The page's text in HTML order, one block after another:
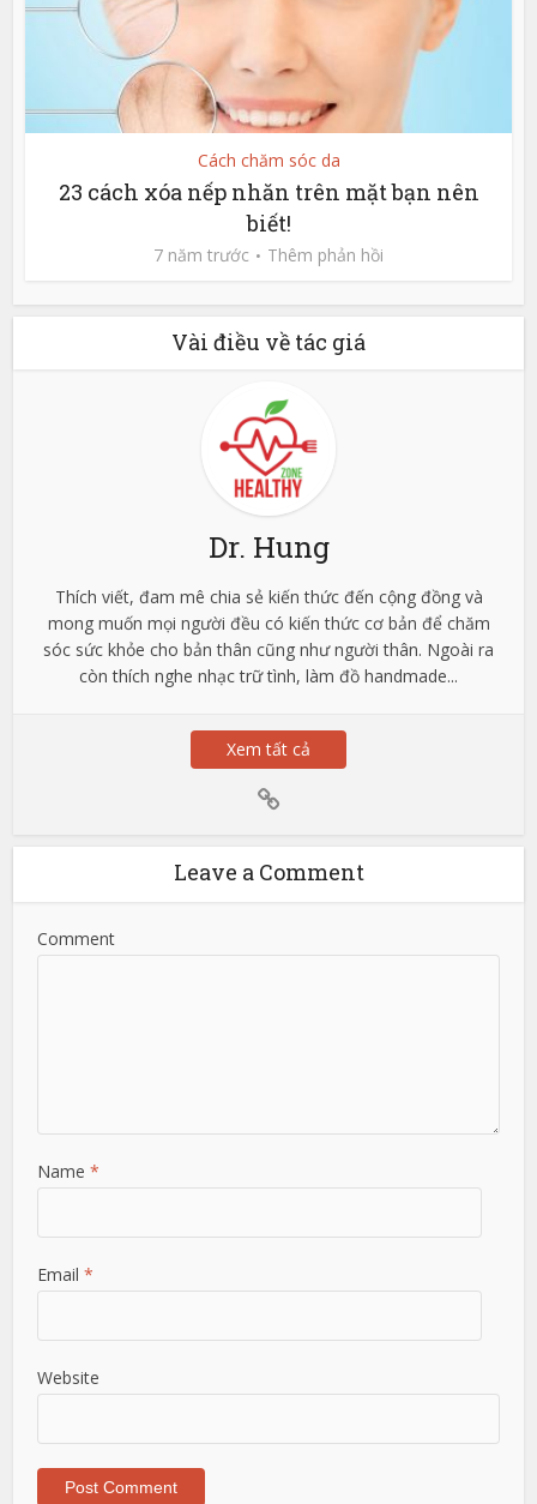
Cách chăm sóc da
23 cách xóa nếp nhăn trên mặt bạn nên
biết!
7 năm trước Thêm phản hồi
Vài điều về tác giá
Dr. Hung
Thích viết, đam mê chia sẻ kiến thức đến cộng đồng và
mong muốn mọi người đều có kiến thức cơ bản để chăm
sóc sức khỏe cho bản thân cũng như người thân. Ngoài ra
còn thích nghe nhạc trữ tình, làm đồ handmade...
Xem tất cả
Leave a Comment
Comment
Name*
Email*
Website